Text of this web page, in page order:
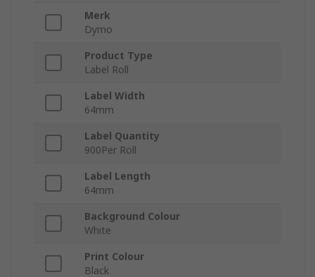
Merk
Dymo
Product Type
Label Roll
Label Width
64mm
Label Quantity
900Per Roll
Label Length
64mm
Background Colour
White
Print Colour
Black